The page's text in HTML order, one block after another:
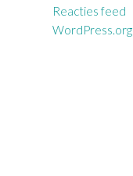
Reacties feed
WordPress.org